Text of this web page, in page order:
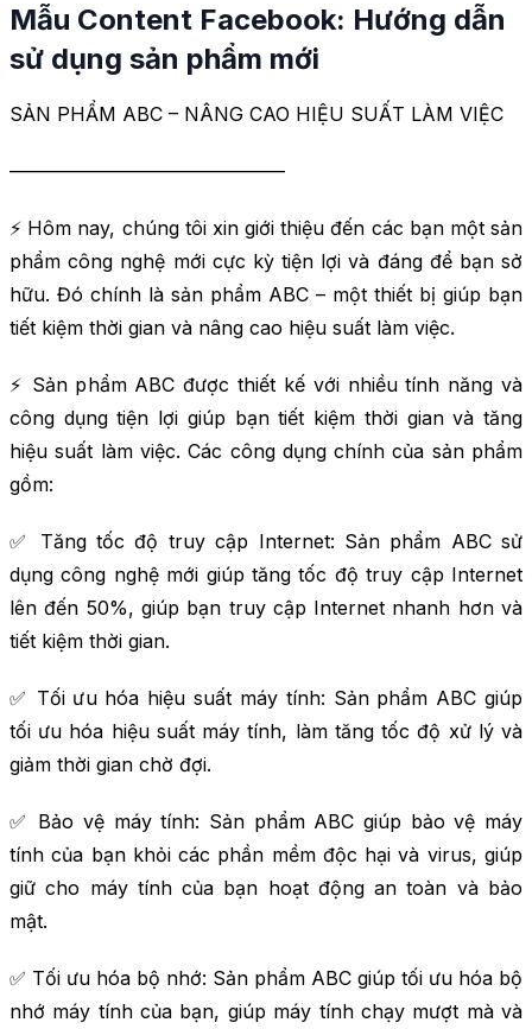
Mẫu Content Facebook: Hướng dẫn
sử dụng sản phẩm mới
SẢN PHẨM ABC – NÂNG CAO HIỆU SUẤT LÀM VIỆC
——————————————–
⚡ Hôm nay, chúng tôi xin giới thiệu đến các bạn một sản
phẩm công nghệ mới cực kỳ tiện lợi và đáng để bạn sở
hữu. Đó chính là sản phẩm ABC – một thiết bị giúp bạn
tiết kiệm thời gian và nâng cao hiệu suất làm việc.
⚡ Sản phẩm ABC được thiết kế với nhiều tính năng và
công dụng tiện lợi giúp bạn tiết kiệm thời gian và tăng
hiệu suất làm việc. Các công dụng chính của sản phẩm
gồm:
✅ Tăng tốc độ truy cập Internet: Sản phẩm ABC sử
dụng công nghệ mới giúp tăng tốc độ truy cập Internet
lên đến 50%, giúp bạn truy cập Internet nhanh hơn và
tiết kiệm thời gian.
✅ Tối ưu hóa hiệu suất máy tính: Sản phẩm ABC giúp
tối ưu hóa hiệu suất máy tính, làm tăng tốc độ xử lý và
giảm thời gian chờ đợi.
✅ Bảo vệ máy tính: Sản phẩm ABC giúp bảo vệ máy
tính của bạn khỏi các phần mềm độc hại và virus, giúp
giữ cho máy tính của bạn hoạt động an toàn và bảo
mật.
✅ Tối ưu hóa bộ nhớ: Sản phẩm ABC giúp tối ưu hóa bộ
nhớ máy tính của bạn, giúp máy tính chạy mượt mà và